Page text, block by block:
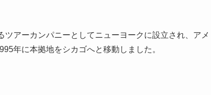
アーカンパニーとしてニューヨークに設立され、アメ
年に本拠地をシカゴへと移動しました。